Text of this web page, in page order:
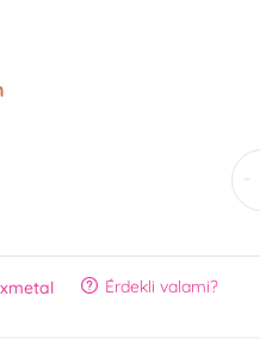
Érdekli valami?